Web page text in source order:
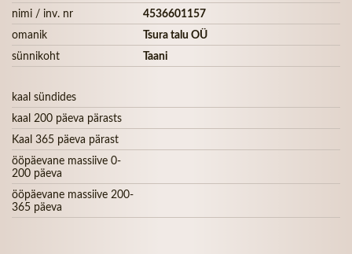
nimi / inv. nr
4536601157
omanik
Tsura talu OÜ
sünnikoht
Taani
kaal sündides
kaal 200 päeva pärasts
Kaal 365 päeva pärast
ööpäevane massiive 0-
200 päeva
ööpäevane massiive 200-
365 päeva